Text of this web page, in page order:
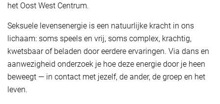
het Oost West Centrum.
Seksuele levensenergie is een natuurlijke kracht in ons
lichaam: soms speels en vrij, soms complex, krachtig,
kwetsbaar of beladen door eerdere ervaringen. Via dans en
aanwezigheid onderzoek je hoe deze energie door je heen
beweegt — in contact met jezelf, de ander, de groep en het
leven.